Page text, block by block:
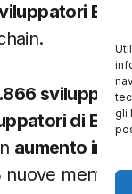
gli
di
aumento
nuove menti